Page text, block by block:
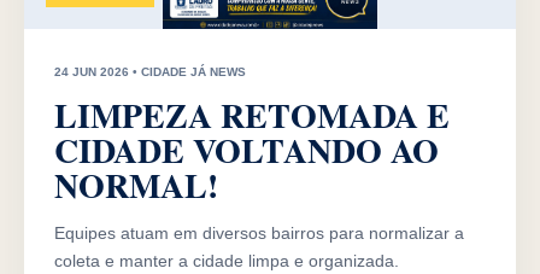
24 JUN 2026 • CIDADE JÁ NEWS
LIMPEZA RETOMADA E
CIDADE VOLTANDO AO
NORMAL!
Equipes atuam em diversos bairros para normalizar a
coleta e manter a cidade limpa e organizada.